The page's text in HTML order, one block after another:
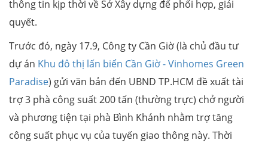
thông tin kịp thời về Sở Xây dựng để phối hợp, giải
quyết.
Trước đó, ngày 17.9, Công ty Cần Giờ (là chủ đầu tư
dự án Khu đô thị lấn biển Cần Giờ - Vinhomes Green
Paradise) gửi văn bản đến UBND TP.HCM đề xuất tài
trợ 3 phà công suất 200 tấn (thường trực) chở người
và phương tiện tại phà Bình Khánh nhằm trợ tăng
công suất phục vụ của tuyến giao thông này. Thời